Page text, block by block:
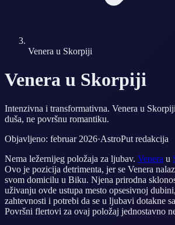
Venera u Skorpiji
Venera u Skorpiji
Intenzivna i transformativna. Venera u
duša, ne površnu romantiku.
Objavljeno: februar 2026·AstroPut redakcija
Nema ležernijeg položaja za ljubav. Venera u
Ovo je pozicija detrimenta, jer se Venera
svom domicilu u Biku. Njena prirodna
uživanju ovde ustupa mesto opsesivnoj
zahtevnosti i potrebi da se u ljubavi dotakne
Površni flertovi za ovaj položaj jednostavno